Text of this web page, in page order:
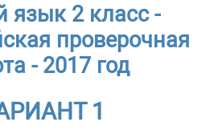
язык 2 класс -
проверочная
- 2017 год
1